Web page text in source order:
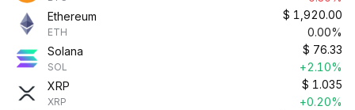
Ethereum
ETH
$ 1,920.00
0.00%
Solana
SOL
$ 76.33
+2.10%
XRP
XRP
$ 1.035
+0.20%